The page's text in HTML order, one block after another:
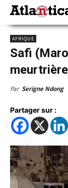
AFRIQUE
Safi
Par Serigne Ndong
Partager sur :